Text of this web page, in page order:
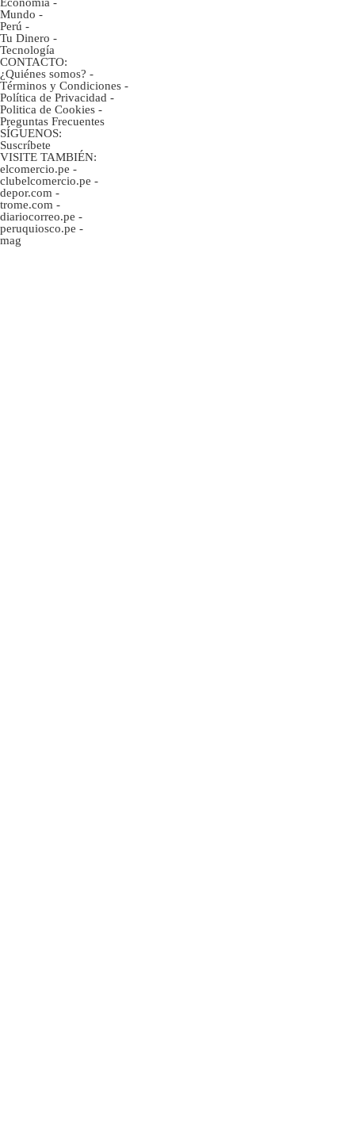
Mundo -
Perú -
Tu Dinero -
Tecnología
CONTACTO:
¿Quiénes somos? -
Términos y Condiciones -
Política de Privacidad -
Politica de Cookies -
Preguntas Frecuentes
SÍGUENOS:
Suscríbete
VISITE TAMBIÉN:
elcomercio.pe -
clubelcomercio.pe -
depor.com -
trome.com -
diariocorreo.pe -
peruquiosco.pe -
mag